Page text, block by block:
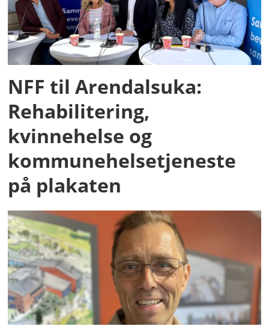
NFF til Arendalsuka:
Rehabilitering,
kvinnehelse og
kommunehelsetjeneste
på plakaten